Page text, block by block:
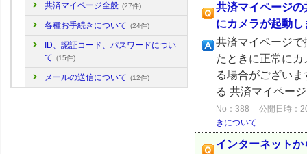
共済マイページ全般 (27件)
各種お手続きについて (24件)
ID、認証コード、パスワードについ
て (15件)
メールの送信について (12件)
共済マイページ
にカメラが起動し
共済マイページ
たときに正常に
る場合がござい
る 共済マイペー
No：388
公開日時：
きについて
インターネット